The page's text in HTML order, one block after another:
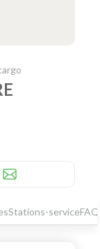
Stations-serviceFAQ